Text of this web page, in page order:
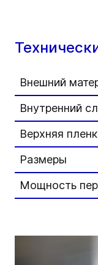
Внешний
Внутренний
Верхняя
Размеры
Мощность